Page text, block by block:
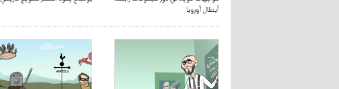
أبطال أوروبا